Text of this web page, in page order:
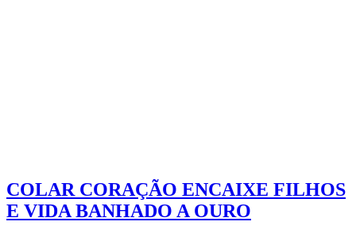
COLAR CORAÇÃO ENCAIXE FILHOS
E VIDA BANHADO A OURO